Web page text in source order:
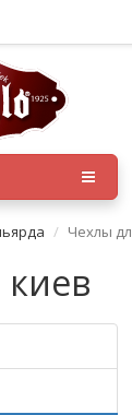
Чехлы